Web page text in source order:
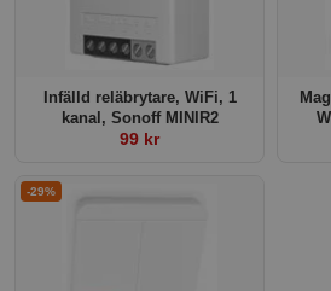
Infälld reläbrytare, WiFi, 1
kanal, Sonoff MINIR2
99 kr
-29%